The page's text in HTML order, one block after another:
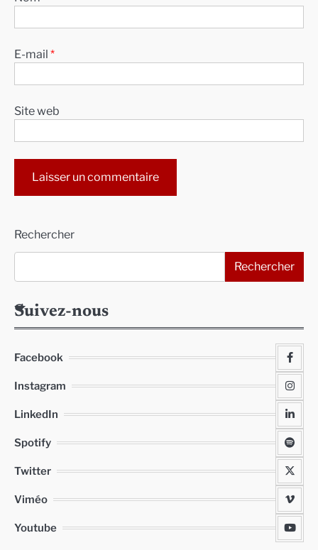
E-mail *
Site web
Rechercher
Rechercher
Suivez-nous
Facebook
Instagram
LinkedIn
Spotify
Twitter
Viméo
Youtube